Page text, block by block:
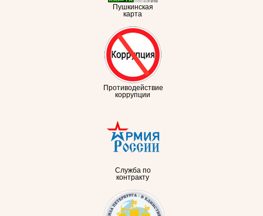
Пушкинская
карта
Противодействие
коррупции
Служба по
контракту